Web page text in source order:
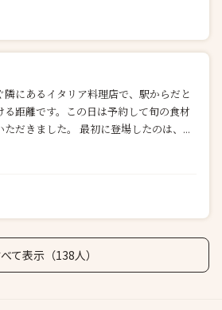
隣にあるイタリア料理店で、駅からだと
距離です。この日は予約して旬の食材
を使った夜のコースをいただきました。 最初に登場したのは、...
て表示（138人）